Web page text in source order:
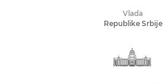
Vlada
Republike Srbije